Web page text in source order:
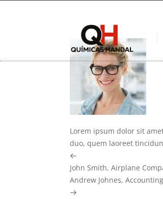
Lorem ipsum dolor sit
duo, quem laoreet
Previous
Post
John Smith, Airplane
Next
Post
Andrew Johnes, Accounting